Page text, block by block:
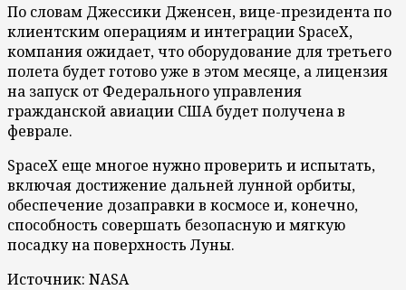
По словам Джессики Дженсен, вице-президента по
клиентским операциям и интеграции SpaceX,
компания ожидает, что оборудование для третьего
полета будет готово уже в этом месяце, а лицензия
на запуск от Федерального управления
гражданской авиации США будет получена в
феврале.
SpaceX еще многое нужно проверить и испытать,
включая достижение дальней лунной орбиты,
обеспечение дозаправки в космосе и, конечно,
способность совершать безопасную и мягкую
посадку на поверхность Луны.
Источник: NASA